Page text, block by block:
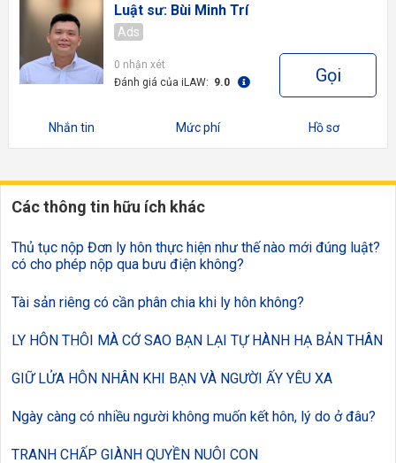
Luật sư: Bùi Minh Trí
Ads
0 nhận xét
Đánh giá của iLAW: 9.0 Gọi
Nhắn tin Mức phí Hồ sơ
Các thông tin hữu ích khác
Thủ tục nộp Đơn ly hôn thực hiện như thế nào mới đúng luật?
có cho phép nộp qua bưu điện không?
Tài sản riêng có cần phân chia khi ly hôn không?
LY HÔN THÔI MÀ CỚ SAO BẠN LẠI TỰ HÀNH HẠ BẢN THÂN
GIỮ LỬA HÔN NHÂN KHI BẠN VÀ NGƯỜI ẤY YÊU XA
Ngày càng có nhiều người không muốn kết hôn, lý do ở đâu?
TRANH CHẤP GIÀNH QUYỀN NUÔI CON